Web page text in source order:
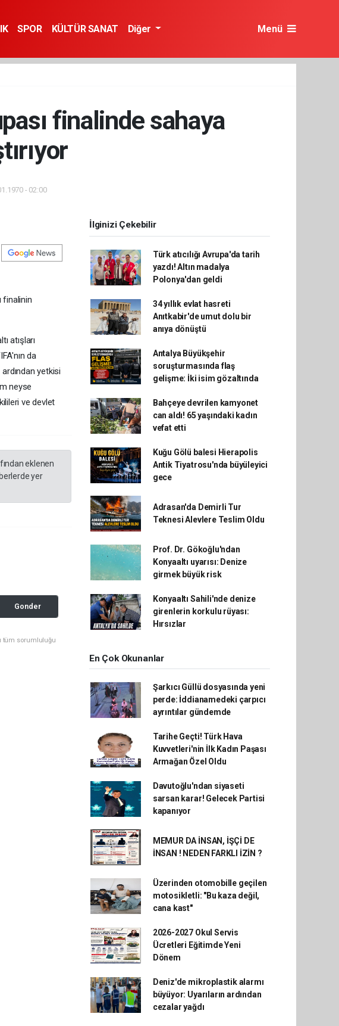
SPOR KÜLTÜR SANAT Diğer Menü
finalinde sahaya
- 02:00
finalinin
atışları
da
yetkisi
neyse
ve devlet
eklenen
yer
Gonder
tüm sorumluluğu
İlginizi Çekebilir
Türk atıcılığı Avrupa'da tarih
yazdı! Altın madalya
Polonya'dan geldi
34 yıllık evlat hasreti
Anıtkabir'de umut dolu bir
anıya dönüştü
Antalya Büyükşehir
soruşturmasında flaş
gelişme: İki isim gözaltında
Bahçeye devrilen kamyonet
can aldı! 65 yaşındaki kadın
vefat etti
Kuğu Gölü balesi Hierapolis
Antik Tiyatrosu'nda büyüleyici
gece
Adrasan'da Demirli Tur
Teknesi Alevlere Teslim Oldu
Prof. Dr. Gökoğlu'ndan
Konyaaltı uyarısı: Denize
girmek büyük risk
Konyaaltı Sahili'nde denize
girenlerin korkulu rüyası:
Hırsızlar
En Çok Okunanlar
Şarkıcı Güllü dosyasında yeni
perde: İddianamedeki çarpıcı
ayrıntılar gündemde
Tarihe Geçti! Türk Hava
Kuvvetleri'nin İlk Kadın Paşası
Armağan Özel Oldu
Davutoğlu'ndan siyaseti
sarsan karar! Gelecek Partisi
kapanıyor
MEMUR DA İNSAN, İŞÇİ DE
İNSAN ! NEDEN FARKLI İZİN ?
Üzerinden otomobille geçilen
motosikletli: "Bu kaza değil,
cana kast"
2026-2027 Okul Servis
Ücretleri Eğitimde Yeni
Dönem
Deniz'de mikroplastik alarmı
büyüyor: Uyarıların ardından
cezalar yağdı